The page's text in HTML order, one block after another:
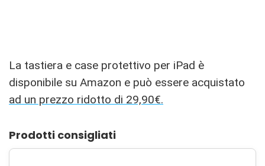
La tastiera e case protettivo per iPad è
disponibile su Amazon e può essere acquistato
ad un prezzo ridotto di 29,90€.
Prodotti consigliati